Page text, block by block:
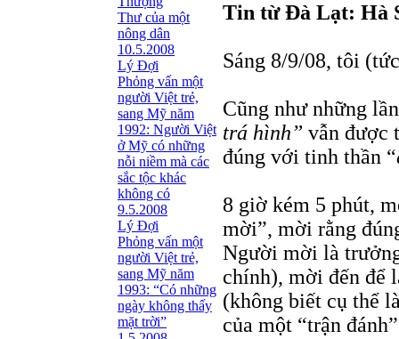
Thư của một
nông dân
10.5.2008
Lý Đợi
Phỏng vấn một
người Việt trẻ,
sang Mỹ năm
1992: Người Việt
ở Mỹ có những
nỗi niềm mà các
sắc tộc khác
không có
9.5.2008
Lý Đợi
Phỏng vấn một
người Việt trẻ,
sang Mỹ năm
1993: “Có những
ngày không thấy
mặt trời”
Tin từ Đà Lạt: Hà
Sáng 8/9/08, tôi
Cũng như những
trá hình” vẫn được
đúng với tinh thần “
8 giờ kém 5 phút,
mời”, mời rằng
Người mời là
chính), mời đến để
(không biết cụ thể
của một “trận